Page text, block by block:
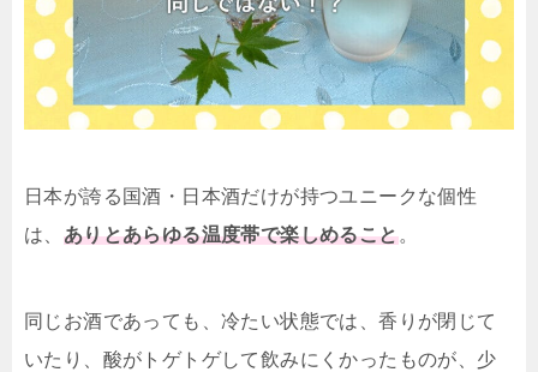
日本が誇る国酒・日本酒だけが持つユニークな個性
は、 ありとあらゆる温度帯で楽しめること。
同じお酒であっても、冷たい状態では、香りが閉じて
いたり、酸がトゲトゲして飲みにくかったものが、少